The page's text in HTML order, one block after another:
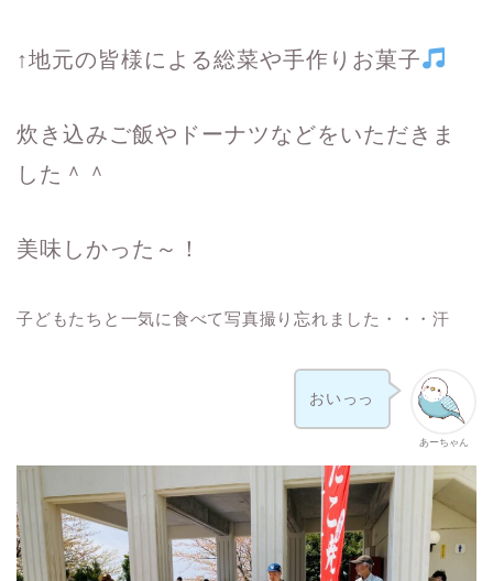
↑地元の皆様による総菜や手作りお菓子
炊き込みご飯やドーナツなどをいただきま
した＾＾
美味しかった～！
子どもたちと一気に食べて写真撮り忘れました・・・汗
あーちゃん
おいっっ